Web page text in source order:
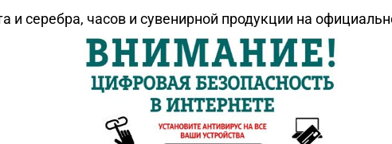
8
8
и серебра, часов и сувенирной продукции на